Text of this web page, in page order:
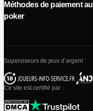
Méthodes de paiement au
poker
Superviseurs de jeux d’argent :
Ce site est certifié par :